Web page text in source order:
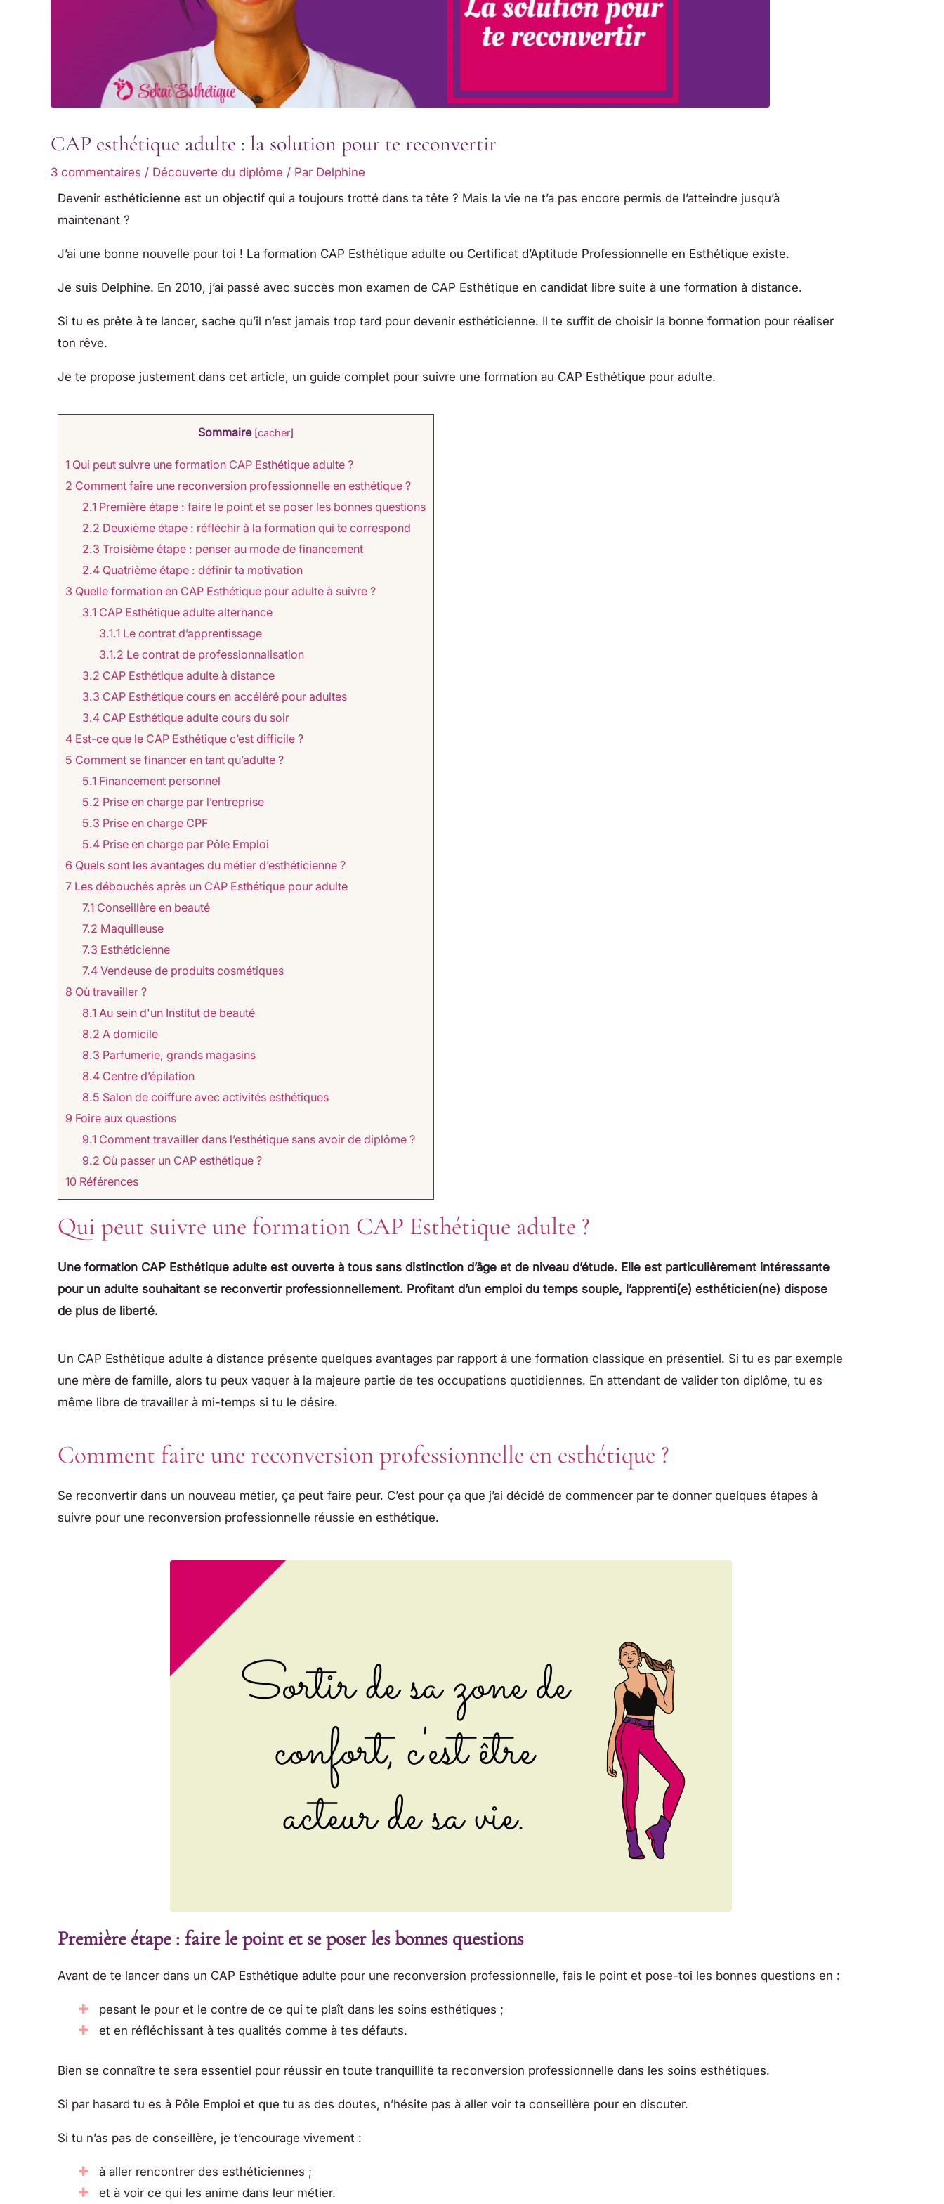
CAP esthétique adulte : la solution pour te reconvertir
3 commentaires / Découverte du diplôme / Par Delphine
Devenir esthéticienne est un objectif qui a toujours trotté dans ta tête ? Mais la vie ne t’a pas encore permis de l’atteindre jusqu’à
maintenant ?
J’ai une bonne nouvelle pour toi ! La formation CAP Esthétique adulte ou Certificat d’Aptitude Professionnelle en Esthétique existe.
Je suis Delphine. En 2010, j’ai passé avec succès mon examen de CAP Esthétique en candidat libre suite à une formation à distance.
Si tu es prête à te lancer, sache qu’il n’est jamais trop tard pour devenir esthéticienne. Il te suffit de choisir la bonne formation pour réaliser
ton rêve.
Je te propose justement dans cet article, un guide complet pour suivre une formation au CAP Esthétique pour adulte.
Sommaire [cacher]
1 Qui peut suivre une formation CAP Esthétique adulte ?
2 Comment faire une reconversion professionnelle en esthétique ?
2.1 Première étape : faire le point et se poser les bonnes questions
2.2 Deuxième étape : réfléchir à la formation qui te correspond
2.3 Troisième étape : penser au mode de financement
2.4 Quatrième étape : définir ta motivation​
3 Quelle formation en CAP Esthétique pour adulte à suivre ?
3.1 CAP Esthétique adulte alternance
3.1.1 Le contrat d’apprentissage
3.1.2 Le contrat de professionnalisation
3.2 CAP Esthétique adulte à distance
3.3 CAP Esthétique cours en accéléré pour adultes
3.4 CAP Esthétique adulte cours du soir
4 Est-ce que le CAP Esthétique c’est difficile ?
5 Comment se financer en tant qu’adulte ?
5.1 Financement personnel
5.2 Prise en charge par l’entreprise
5.3 Prise en charge CPF
5.4 Prise en charge par Pôle Emploi
6 Quels sont les avantages du métier d’esthéticienne ?
7 Les débouchés après un CAP Esthétique pour adulte
7.1 Conseillère en beauté
7.2 Maquilleuse
7.3 Esthéticienne
7.4 Vendeuse de produits cosmétiques
8 Où travailler ?
8.1 Au sein d'un Institut de beauté
8.2 A domicile
8.3 Parfumerie, grands magasins
8.4 Centre d’épilation
8.5 Salon de coiffure avec activités esthétiques
9 Foire aux questions​
9.1 Comment travailler dans l’esthétique sans avoir de diplôme ?
9.2 Où passer un CAP esthétique ?
10 Références
Qui peut suivre une formation CAP Esthétique adulte ?
Une formation CAP Esthétique adulte est ouverte à tous sans distinction d’âge et de niveau d’étude. Elle est particulièrement intéressante
pour un adulte souhaitant se reconvertir professionnellement. Profitant d’un emploi du temps souple, l’apprenti(e) esthéticien(ne) dispose
de plus de liberté.
Un CAP Esthétique adulte à distance présente quelques avantages par rapport à une formation classique en présentiel. Si tu es par exemple
une mère de famille, alors tu peux vaquer à la majeure partie de tes occupations quotidiennes. En attendant de valider ton diplôme, tu es
même libre de travailler à mi-temps si tu le désire.
Comment faire une reconversion professionnelle en esthétique ?
Se reconvertir dans un nouveau métier, ça peut faire peur. C’est pour ça que j’ai décidé de commencer par te donner quelques étapes à
suivre pour une reconversion professionnelle réussie en esthétique.
Première étape : faire le point et se poser les bonnes questions
Avant de te lancer dans un CAP Esthétique adulte pour une reconversion professionnelle, fais le point et pose-toi les bonnes questions en :
pesant le pour et le contre de ce qui te plaît dans les soins esthétiques ;
et en réfléchissant à tes qualités comme à tes défauts.
Bien se connaître te sera essentiel pour réussir en toute tranquillité ta reconversion professionnelle dans les soins esthétiques.
Si par hasard tu es à Pôle Emploi et que tu as des doutes, n’hésite pas à aller voir ta conseillère pour en discuter.
Si tu n’as pas de conseillère, je t’encourage vivement :
à aller rencontrer des esthéticiennes ;
et à voir ce qui les anime dans leur métier.